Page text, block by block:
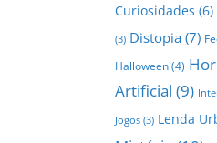
Curiosidades (6)
(3) Distopia (7)
Halloween(4)
Artificial (9)
Jogos (3) Lenda